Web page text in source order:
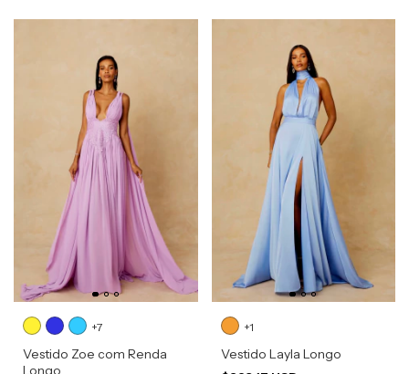
+7
Vestido Zoe com Renda
Longo
+1
Vestido Layla Longo